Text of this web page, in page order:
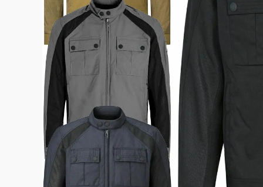
ご利用ガイド
よくある質問
お問合せ